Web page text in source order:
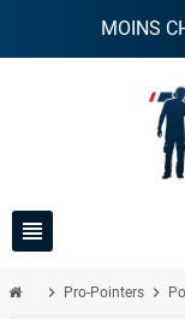
MOINS
view_headline
chevron_right Pro-Pointers chevron_right